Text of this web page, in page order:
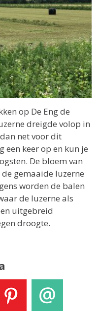
op De Eng de
dreigde volop in
net voor dit
keer op en kun je
De bloem van
gemaaide luzerne
worden de balen
de luzerne als
uitgebreid
droogte.